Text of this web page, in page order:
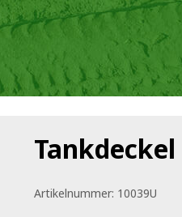
Artikelnummer: 10039U